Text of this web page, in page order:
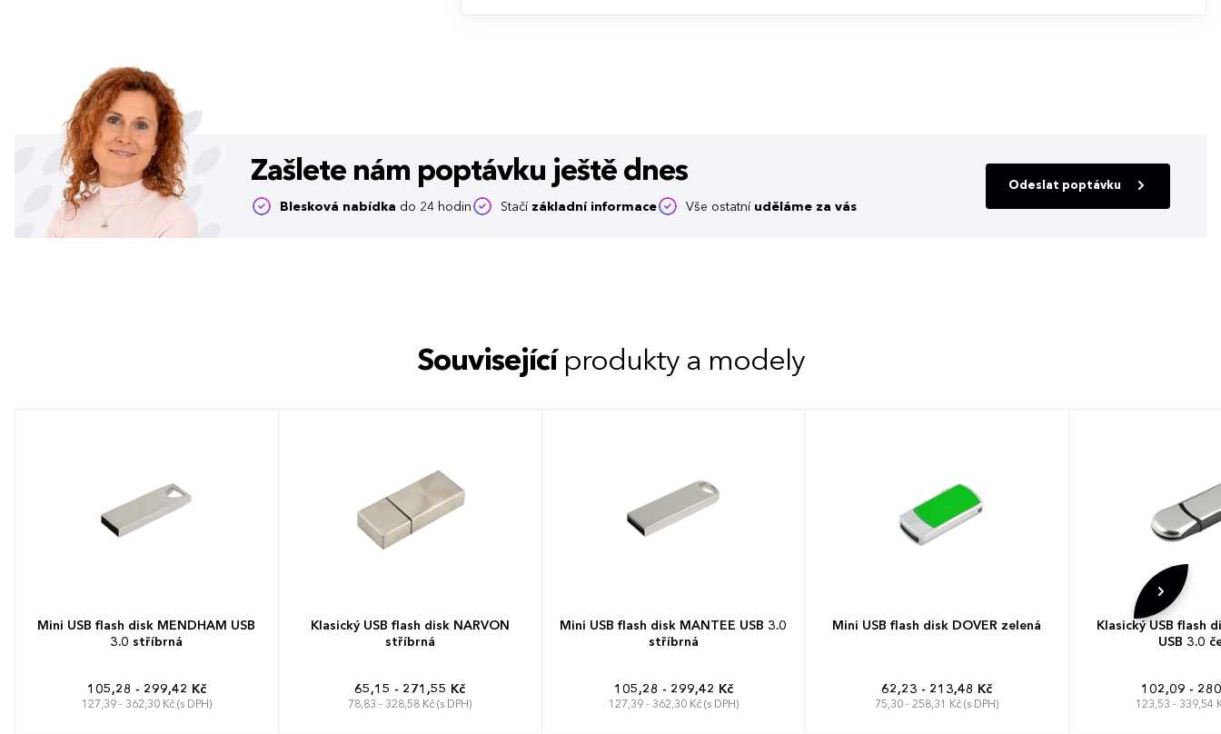
Zašlete nám poptávku ještě dnes
Blesková nabídka do 24 hodin Stačí základní informace Vše ostatní uděláme za vás
Odeslat poptávku
Související produkty a modely
Mini USB flash disk MENDHAM USB
3.0 stříbrná
105,28 - 299,42 Kč
127,39 - 362,30 Kč (s DPH)
Klasický USB flash disk NARVON
stříbrná
65,15 - 271,55 Kč
78,83 - 328,58 Kč (s DPH)
Mini USB flash disk MANTEE USB 3.0
stříbrná
105,28 - 299,42 Kč
127,39 - 362,30 Kč (s DPH)
Mini USB flash disk DOVER zelená
62,23 - 213,48 Kč
75,30 - 258,31 Kč (s DPH)
Klasický USB flash
USB 3.0
102,09 -
123,53 - 339,54